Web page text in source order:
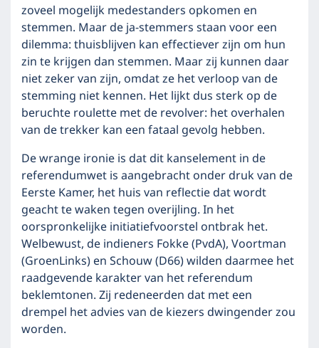
zoveel mogelijk medestanders opkomen en
stemmen. Maar de ja-stemmers staan voor een
dilemma: thuisblijven kan effectiever zijn om hun
zin te krijgen dan stemmen. Maar zij kunnen daar
niet zeker van zijn, omdat ze het verloop van de
stemming niet kennen. Het lijkt dus sterk op de
beruchte roulette met de revolver: het overhalen
van de trekker kan een fataal gevolg hebben.
De wrange ironie is dat dit kanselement in de
referendumwet is aangebracht onder druk van de
Eerste Kamer, het huis van reflectie dat wordt
geacht te waken tegen overijling. In het
oorspronkelijke initiatiefvoorstel ontbrak het.
Welbewust, de indieners Fokke (PvdA), Voortman
(GroenLinks) en Schouw (D66) wilden daarmee het
raadgevende karakter van het referendum
beklemtonen. Zij redeneerden dat met een
drempel het advies van de kiezers dwingender zou
worden.